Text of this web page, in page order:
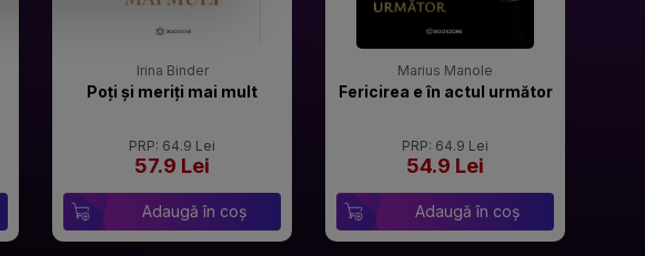
Irina Binder
Poți și meriți mai mult
PRP: 64.9 Lei
57.9 Lei
Adaugă în coș
Marius Manole
Fericirea e în actul următor
PRP: 64.9 Lei
54.9 Lei
Adaugă în coș